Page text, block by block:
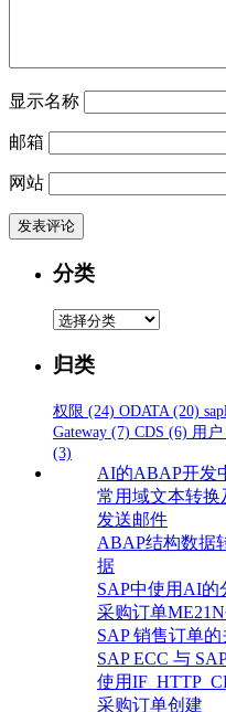
显示名称
邮箱
网站
分类
分
归类
权限 (24) ODATA (20)
Gateway (7) CDS (6) 用户
(3)
AI的ABAP开发
常用域文本转换
发送邮件
ABAP结构数据
据
SAP中使用AI的
采购订单
SAP 销售订单
SAP ECC 与
使用
采购订单创建